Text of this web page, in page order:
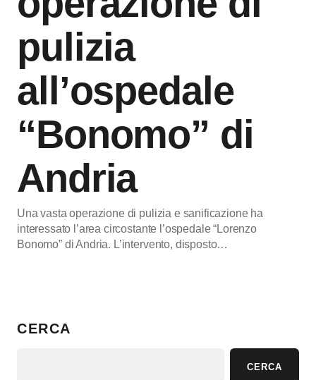
pulizia
all’ospedale
“Bonomo” di
Andria
Una vasta operazione di pulizia e sanificazione ha
interessato l’area circostante l’ospedale “Lorenzo
Bonomo” di Andria. L’intervento, disposto…
CERCA
CERCA